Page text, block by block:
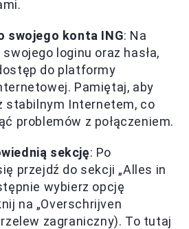
swojego konta ING: Na
loginu oraz hasła,
do platformy
Pamiętaj, aby
stabilnym Internetem, co
problemów z połączeniem.
sekcję: Po
przejdź do sekcji „Alles in
wybierz opcję
na „Overschrijven
zagraniczny). To tutaj